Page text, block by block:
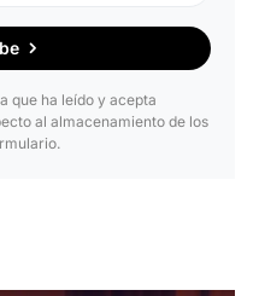
que ha leído y acepta
al almacenamiento de los